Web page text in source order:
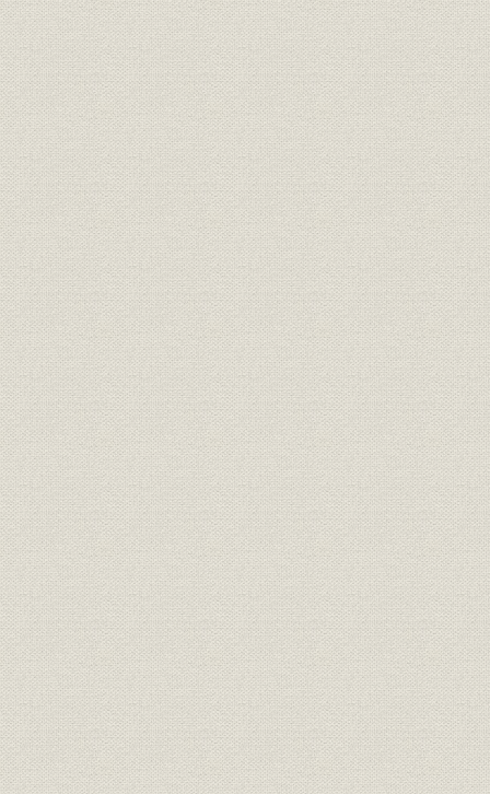
経営陣の自立と労働組合の結成
株式上場と資産再評価
第2節 供給体制の整備
中京・九州地区の立直し
各地で新拠点を開設
第3節 段ボールの需要急増
貿易の再開と輸出包装の前進
朝鮮戦争と特需景気
木箱から段ボール箱へ
果実向け需要の開拓に着手
第4節 設備の近代化と業績の伸長
東京第一工場に最新鋭コルゲーター
淀川工場を軸に全社の設備拡充
創業45年記念行事と井上社長の米国視察
第5章 成長を続ける(昭和30年~昭和38年)
第1節 需要拡大と体制強化
消費革命と段ボール包装の急増